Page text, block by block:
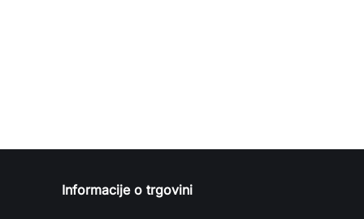
Informacije o trgovini